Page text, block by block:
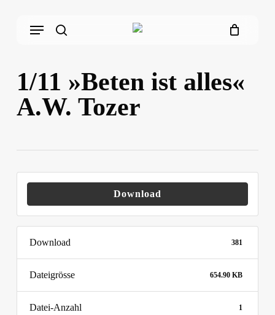
Menu
1/11 »Beten ist alles«
A.W. Tozer
Download
Download 381
Dateigrösse 654.90 KB
Datei-Anzahl 1